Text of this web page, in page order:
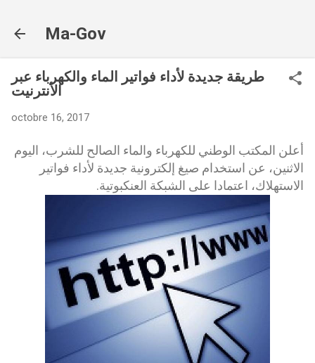
Ma-Gov
طريقة جديدة لأداء فواتير الماء والكهرباء عبر
الأنترنيت
octobre 16, 2017
أعلن المكتب الوطني للكهرباء والماء الصالح للشرب، اليوم
الاثنين، عن استخدام صيغ إلكترونية جديدة لأداء فواتير
الاستهلاك، اعتمادا على الشبكة العنكبوتية.